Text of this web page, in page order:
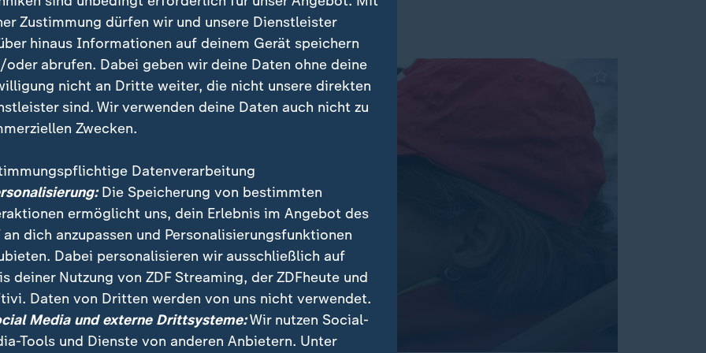
Tarifvertrag
Zustimmung dürfen wir und unsere Dienstleister
hinaus Informationen auf deinem Gerät speichern
oder abrufen. Dabei geben wir deine Daten ohne deine
nicht an Dritte weiter, die nicht unsere direkten
sind. Wir verwenden deine Daten auch nicht zu
Zwecken.
Datenverarbeitung
Die Speicherung von bestimmten
ermöglicht uns, dein Erlebnis im Angebot des
an dich anzupassen und Personalisierungsfunktionen
Dabei personalisieren wir ausschließlich auf
deiner Nutzung von ZDF Streaming, der ZDFheute und
Daten von Dritten werden von uns nicht verwendet.
Media und externe Drittsysteme:Wir nutzen Social-
Tools und Dienste von anderen Anbietern. Unter